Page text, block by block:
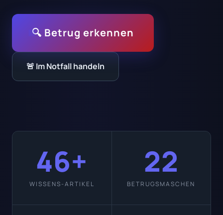
🔍 Betrug erkennen
🚨 Im Notfall handeln
46+
WISSENS-ARTIKEL
22
BETRUGSMASCHEN